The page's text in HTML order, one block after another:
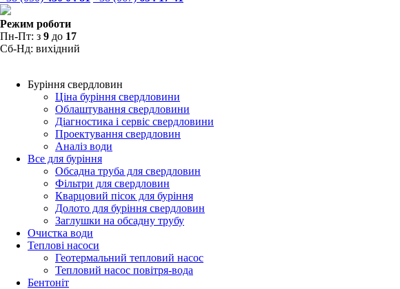
Режим роботи
Пн-Пт: з 9 до 17
Сб-Нд: вихідний
Буріння свердловин
Ціна буріння свердловини
Облаштування свердловини
Діагностика і сервіс свердловини
Проектування свердловин
Аналіз води
Все для буріння
Обсадна труба для свердловин
Фільтри для свердловин
Кварцовий пісок для буріння
Долото для буріння свердловин
Заглушки на обсадну трубу
Очистка води
Теплові насоси
Геотермальний тепловий насос
Тепловий насос повітря-вода
Бентоніт